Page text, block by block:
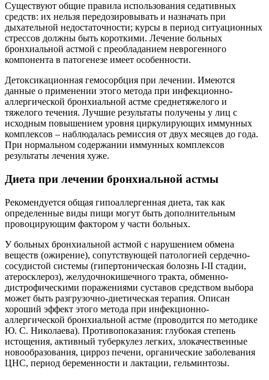
Существуют общие правила использования седативных
средств: их нельзя передозировывать и назначать при
дыхательной недостаточности; курсы в период ситуационных
стрессов должны быть короткими. Лечение больных
бронхиальной астмой с преобладанием неврогенного
компонента в патогенезе имеет особенности.
Детоксикационная гемосорбция при лечении. Имеются
данные о применении этого метода при инфекционно-
аллергической бронхиальной астме среднетяжелого и
тяжелого течения. Лучшие результаты получены у лиц с
исходным повышением уровня циркулирующих иммунных
комплексов – наблюдалась ремиссия от двух месяцев до года.
При нормальном содержании иммунных комплексов
результаты лечения хуже.
Диета при лечении бронхиальной астмы
Рекомендуется общая гипоаллергенная диета, так как
определенные виды пищи могут быть дополнительным
провоцирующим фактором у части больных.
У больных бронхиальной астмой с нарушением обмена
веществ (ожирение), сопутствующей патологией сердечно-
сосудистой системы (гипертоническая болознь I-II стадии,
атеросклероз), желудочнокишечного тракта, обменно-
дистрофическими поражениями суставов средством выбора
может быть разгрузочно-диетическая терапия. Описан
хороший эффект этого метода при инфекционно-
аллергической бронхиальной астме (проводится по методике
Ю. С. Николаева). Противопоказания: глубокая степень
истощения, активный туберкулез легких, злокачественные
новообразования, цирроз печени, органические заболевания
ЦНС, период беременности и лактации, гельминтозы.